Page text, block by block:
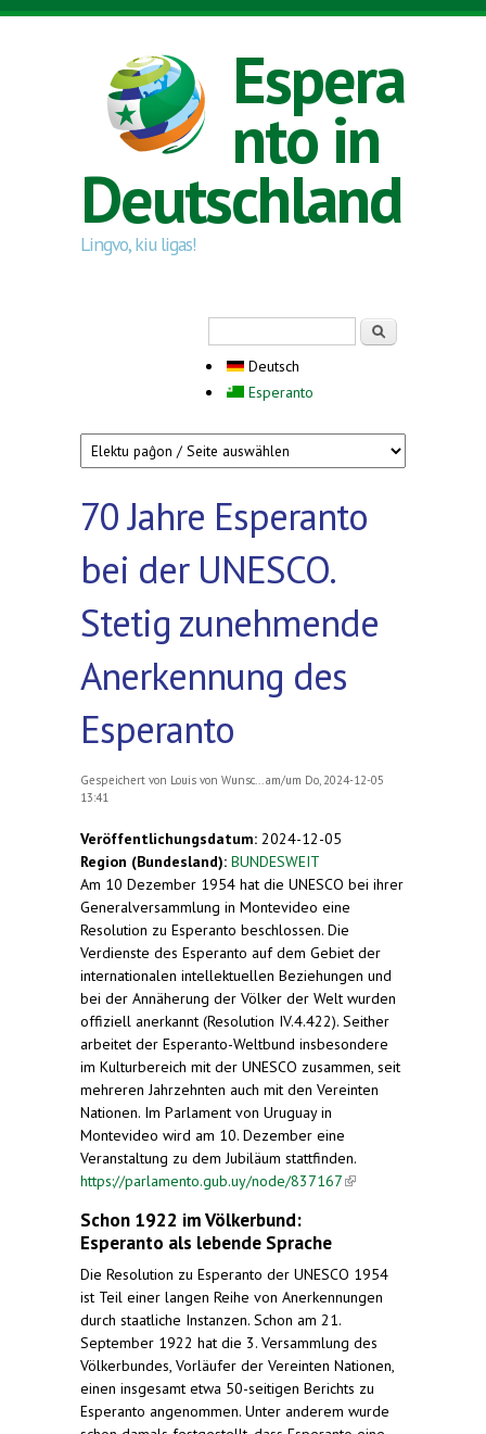
Direkt zum Inhalt
Espera
nto in
Deutschland
Lingvo, kiu ligas!
Deutsch
Esperanto
70 Jahre Esperanto
bei der UNESCO.
Stetig zunehmende
Anerkennung des
Esperanto
Gespeichert von Louis von Wunsc...
am/um Do, 2024-12-05
13:41
Veröffentlichungsdatum: 2024-12-05
Region (Bundesland): BUNDESWEIT
Am 10 Dezember 1954 hat die UNESCO bei ihrer
Generalversammlung in Montevideo eine
Resolution zu Esperanto beschlossen. Die
Verdienste des Esperanto auf dem Gebiet der
internationalen intellektuellen Beziehungen und
bei der Annäherung der Völker der Welt wurden
offiziell anerkannt (Resolution IV.4.422). Seither
arbeitet der Esperanto-Weltbund insbesondere
im Kulturbereich mit der UNESCO zusammen, seit
mehreren Jahrzehnten auch mit den Vereinten
Nationen. Im Parlament von Uruguay in
Montevideo wird am 10. Dezember eine
Veranstaltung zu dem Jubiläum stattfinden.
https://parlamento.gub.uy/node/837167(link is
Schon 1922 im Völkerbund:
Esperanto als lebende Sprache
Die Resolution zu Esperanto der UNESCO 1954
ist Teil einer langen Reihe von Anerkennungen
durch staatliche Instanzen. Schon am 21.
September 1922 hat die 3. Versammlung des
Völkerbundes, Vorläufer der Vereinten Nationen,
einen insgesamt etwa 50-seitigen Berichts zu
Esperanto angenommen. Unter anderem wurde